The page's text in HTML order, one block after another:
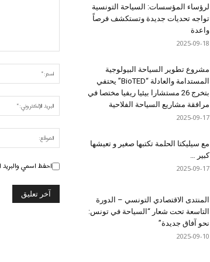
احفظ اسمي والبريد
لرؤساء المؤسسات: السياحة التونسية
تواجه تحديات جديدة وتستكشف فرصاً
واعدة
2025-09-18
مشروع تطوير السياحة البيولوجية
المستدامة والعادلة “BioTED” يحتفي
بتخرج 26 مستشارا بيئيا ريفيا مختصا في
مرافقة مشاريع السياحة الفلاحية
2025-09-17
مع سيليكتا الحلمة تكتبها صغير و تعيشها
كبير …
2025-09-17
المنتدى الاقتصادي التونسي – الدورة
التاسعة تحت شعار “السياحة في تونس:
نحو آفاق جديدة”
2025-09-10